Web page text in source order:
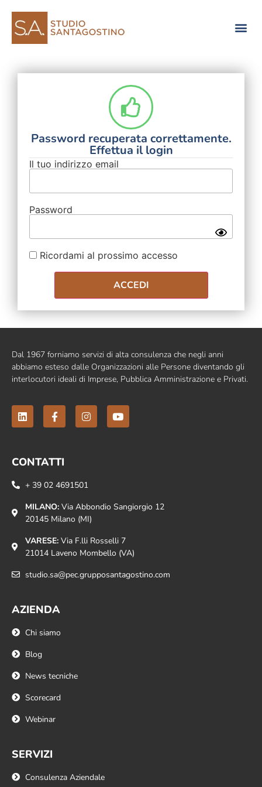
Password recuperata correttamente.
Effettua il login
Il tuo indirizzo email
Password
Ricordami al prossimo accesso
Dal 1967 forniamo servizi di alta consulenza che negli anni
abbiamo esteso dalle Organizzazioni alle Persone diventando gli
interlocutori ideali di Imprese, Pubblica Amministrazione e Privati.
CONTATTI
+ 39 02 4691501
MILANO:Via Abbondio Sangiorgio 12
20145 Milano (MI)
VARESE:Via F.lli Rosselli 7
21014 Laveno Mombello (VA)
studio.sa@pec.grupposantagostino.com
AZIENDA
Chi siamo
Blog
News tecniche
Scorecard
Webinar
SERVIZI
Consulenza Aziendale